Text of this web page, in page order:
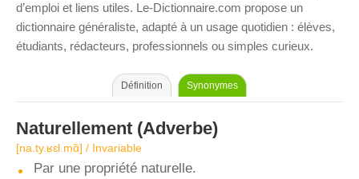
d’emploi et liens utiles. Le-Dictionnaire.com propose un
dictionnaire généraliste, adapté à un usage quotidien : élèves,
étudiants, rédacteurs, professionnels ou simples curieux.
Définition Synonymes
Naturellement (Adverbe)
[na.ty.ʁɛl.mɑ̃] / Invariable
Par une propriété naturelle.